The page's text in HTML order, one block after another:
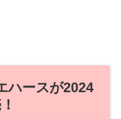
ハースが2024